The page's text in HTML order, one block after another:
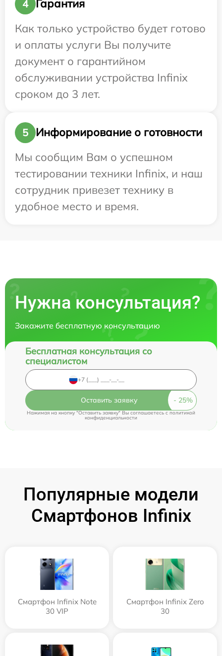
4
Гарантия
Как только устройство будет готово
и оплаты услуги Вы получите
документ о гарантийном
обслуживании устройства Infinix
сроком до 3 лет.
5
Информирование о готовности
Мы сообщим Вам о успешном
тестировании техники Infinix, и наш
сотрудник привезет технику в
удобное место и время.
Нужна консультация?
Закажите бесплатную консультацию
Бесплатная консультация со
специалистом
Оставить заявку
Нажимая на кнопку "Оставить заявку" Вы соглашаетесь cполитикой
конфиденциальности
Популярные модели
Смартфонов Infinix
Смартфон Infinix Note
30 VIP
Смартфон Infinix Zero
30